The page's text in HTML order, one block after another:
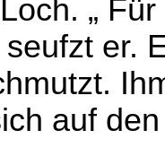
„
er.
auf